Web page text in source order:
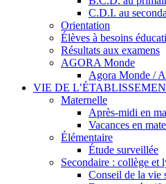
C.D.I. au
Orientation
Élèves à besoins
Résultats aux examens
AGORA Monde
Agora Monde /
VIE DE
Maternelle
Après-midi en
Vacances en
Élémentaire
Étude surveillée
Secondaire : collège et
Conseil de la vie